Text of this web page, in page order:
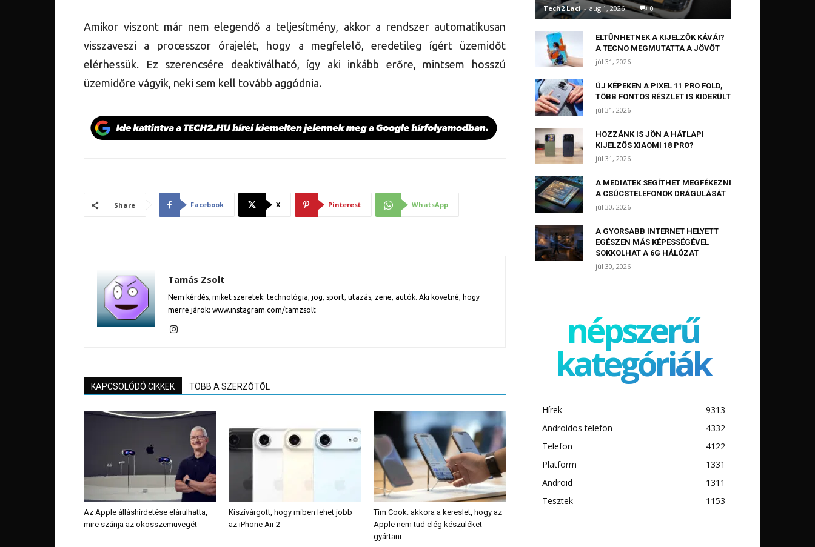
Amikor viszont már nem elegendő a teljesítmény, akkor a rendszer automatikusan
visszaveszi a processzor órajelét, hogy a megfelelő, eredetileg ígért üzemidőt
elérhessük. Ez szerencsére deaktiválható, így aki inkább erőre, mintsem hosszú
üzemidőre vágyik, neki sem kell tovább aggódnia.
Share Facebook X Pinterest WhatsApp
Tamás Zsolt
Nem kérdés, miket szeretek: technológia, jog, sport, utazás, zene, autók. Aki követné, hogy
merre járok: www.instagram.com/tamzsolt
KAPCSOLÓDÓ CIKKEK TÖBB A SZERZŐTŐL
Az Apple álláshirdetése elárulhatta,
mire szánja az okosszemüvegét
Kiszivárgott, hogy miben lehet jobb
az iPhone Air 2
Tim Cook: akkora a kereslet, hogy az
Apple nem tud elég készüléket
gyártani
Tech2 Laci - aug 1, 2026 0
ELTŰNHETNEK A KIJELZŐK KÁVÁI?
A TECNO MEGMUTATTA A JÖVŐT
júl 31, 2026
ÚJ KÉPEKEN A PIXEL 11 PRO FOLD,
TÖBB FONTOS RÉSZLET IS KIDERÜLT
júl 31, 2026
HOZZÁNK IS JÖN A HÁTLAPI
KIJELZŐS XIAOMI 18 PRO?
júl 31, 2026
A MEDIATEK SEGÍTHET MEGFÉKEZNI
A CSÚCSTELEFONOK DRÁGULÁSÁT
júl 30, 2026
A GYORSABB INTERNET HELYETT
EGÉSZEN MÁS KÉPESSÉGÉVEL
SOKKOLHAT A 6G HÁLÓZAT
júl 30, 2026
népszerű
kategóriák
Hírek
9313
Androidos telefon
4332
Telefon
4122
Platform
1331
Android
1311
Tesztek
1153